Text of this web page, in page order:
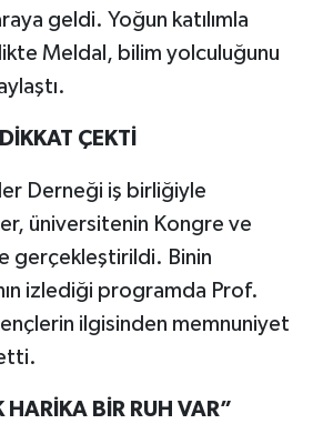
geldi. Yoğun katılımla
Meldal, bilim yolculuğunu
ÇEKTİ
Derneği iş birliğiyle
üniversitenin Kongre ve
gerçekleştirildi. Binin
izlediği programda Prof.
ilgisinden memnuniyet
HARİKA BİR RUH VAR”